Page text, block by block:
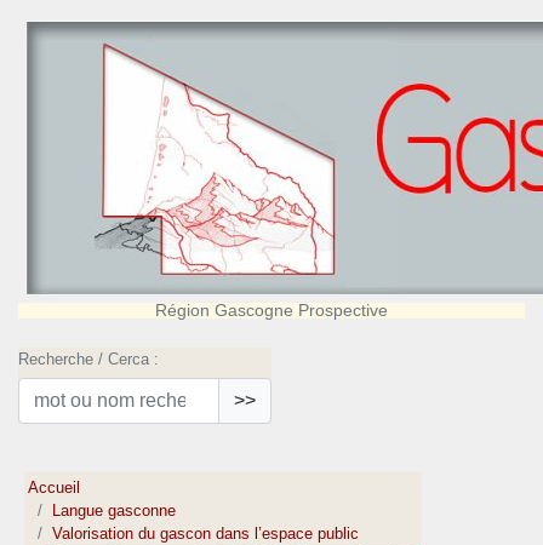
Région Gascogne Prospective
Recherche / Cerca :
>>
Accueil
Langue gasconne
Valorisation du gascon dans l’espace public